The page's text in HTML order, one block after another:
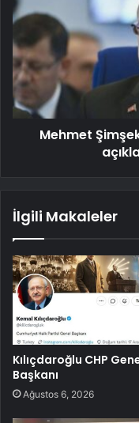
Mehmet
İlgili Makaleler
Kılıçdaroğlu CHP
Başkanı
Ağustos 6, 2026